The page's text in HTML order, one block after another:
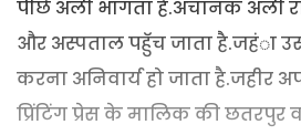
पीछे अली भागता है.अचानक अली
और अस्पताल पहुॅच जाता है.जहंा
करना अनिवार्य हो जाता
प्रिंटिंग प्रेस के मालिक की छतरपुर